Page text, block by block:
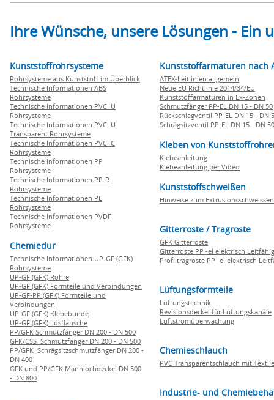
Ihre Wünsche, unsere Lösungen -
Kunststoffrohrsysteme
Rohrsysteme aus Kunststoff im Überblick
Technische Informationen ABS
Rohrsysteme
Technische Informationen PVC U
Rohrsysteme
Technische Informationen PVC U
Transparent Rohrsysteme
Technische Informationen PVC C
Rohrsysteme
Technische Informationen PP
Rohrsysteme
Technische Informationen PP-R
Rohrsysteme
Technische Informationen PE
Rohrsysteme
Technische Informationen PVDF
Rohrsysteme
Chemiedur
Technische Informationen UP-GF (GFK)
Rohrsysteme
UP-GF (GFK) Rohre
UP-GF (GFK) Formteile und Verbindungen
UP-GF-PP (GFK) Formteile und
Verbindungen
UP-GF (GFK) Klebebunde
UP-GF (GFK) Losflansche
PP/GFK Schmutzfänger DN 200 - DN 500
GFK/CSS Schmutzfänger DN 200 - DN 500
PP/GFK Schrägsitzschmutzfänger DN 200 -
DN 400
GFK und PP/GFK Mannlochdeckel DN 500
- DN 800
Kunststoffarmaturen nach
ATEX-Leitlinien allgemein
Neue EU Richtlinie 2014/34/EU
Kunststoffarmaturen in Ex-Zonen
Schmutzfänger PP-EL DN 15 - DN 50
Rückschlagventil PP-EL DN 15 - DN
Schrägsitzventil PP-EL DN 15 - DN 50
Kleben von
Klebeanleitung
Klebeanleitung per Video
Kunststoffschweißen
Hinweise zum Extrusionsschweissen
Gitterroste / Tragroste
GFK Gitterroste
Gitterroste PP -el elektrisch Leitfähig
Profiltragroste PP -el elektrisch
Lüftungsformteile
Lüftungstechnik
Revisionsdeckel für Lüftungskanäle
Luftstromüberwachung
Chemieschlauch
PVC Transparentschlauch mit
Industrie- und